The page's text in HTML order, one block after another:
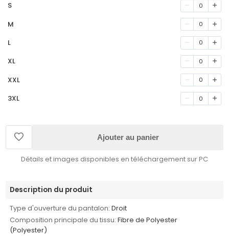
S 0
M 0
L 0
XL 0
XXL 0
3XL 0
Ajouter au panier
Détails et images disponibles en téléchargement sur PC
Description du produit
Type d'ouverture du pantalon: Droit
Composition principale du tissu: Fibre de Polyester
(Polyester)